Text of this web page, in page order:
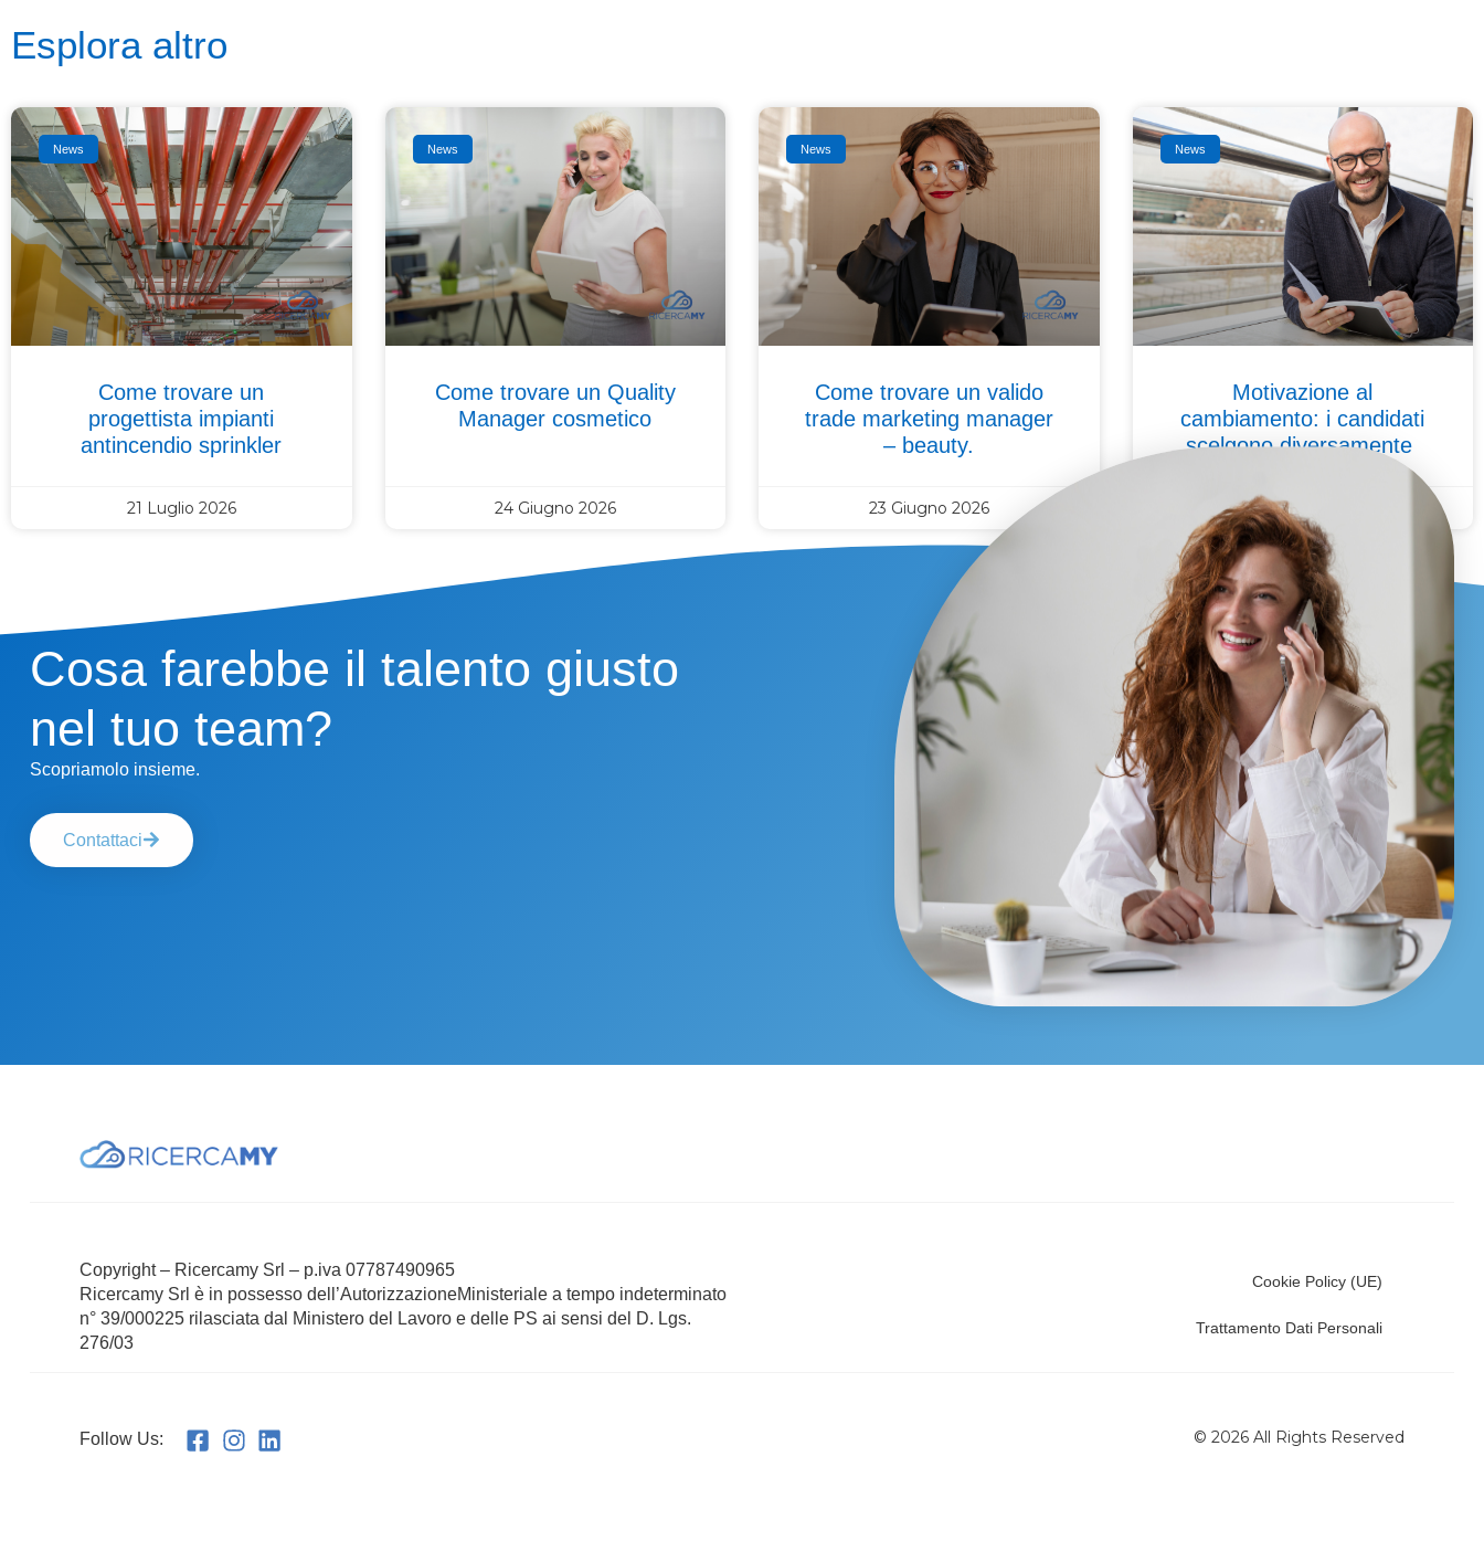
Esplora altro
News
Come trovare un
progettista impianti
antincendio sprinkler
21 Luglio 2026
News
Come trovare un Quality
Manager cosmetico
24 Giugno 2026
News
Come trovare un valido
trade marketing manager
– beauty.
23 Giugno 2026
News
Motivazione al
cambiamento: i candidati
scelgono diversamente
9 Giugno 2026
Cosa farebbe il talento giusto
nel tuo team?
Scopriamolo insieme.
Contattaci
Copyright – Ricercamy Srl – p.iva 07787490965
Ricercamy Srl è in possesso dell’AutorizzazioneMinisteriale a tempo indeterminato
n° 39/000225 rilasciata dal Ministero del Lavoro e delle PS ai sensi del D. Lgs.
276/03
Cookie Policy (UE)
Trattamento Dati Personali
Follow Us: © 2026 All Rights Reserved